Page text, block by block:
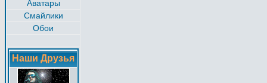
Аватары
Смайлики
Обои
Наши Друзья